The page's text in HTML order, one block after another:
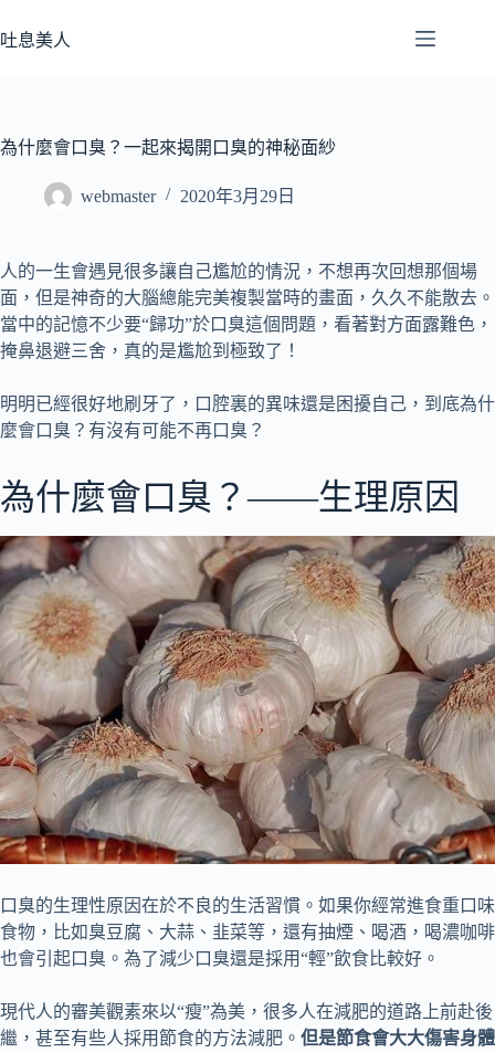
至
容
吐息美人
為什麼會口臭？一起來揭開口臭的神秘面紗
webmaster 2020年3月29日
人的一生會遇見很多讓自己尷尬的情況，不想再次回想那個場
面，但是神奇的大腦總能完美複製當時的畫面，久久不能散去。
當中的記憶不少要“歸功”於口臭這個問題，看著對方面露難色，
掩鼻退避三舍，真的是尷尬到極致了！
明明已經很好地刷牙了，口腔裏的異味還是困擾自己，到底為什
麼會口臭？有沒有可能不再口臭？
為什麼會口臭？——生理原因
口臭的生理性原因在於不良的生活習慣。如果你經常進食重口味
食物，比如臭豆腐、大蒜、韭菜等，還有抽煙、喝酒，喝濃咖啡
也會引起口臭。為了減少口臭還是採用“輕”飲食比較好。
現代人的審美觀素來以“瘦”為美，很多人在減肥的道路上前赴後
繼，甚至有些人採用節食的方法減肥。 但是節食會大大傷害身體